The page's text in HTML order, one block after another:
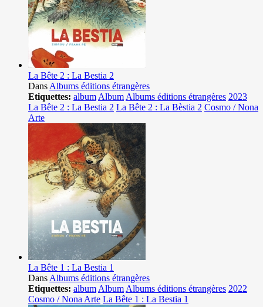
La Bête 2 : La Bestia 2
Dans Albums éditions étrangères
Etiquettes: album Album Albums éditions étrangères 2023
La Bête 2 : La Bestia 2 La Bête 2 : La Bèstia 2 Cosmo / Nona
Arte
La Bête 1 : La Bestia 1
Dans Albums éditions étrangères
Etiquettes: album Album Albums éditions étrangères 2022
Cosmo / Nona Arte La Bête 1 : La Bestia 1